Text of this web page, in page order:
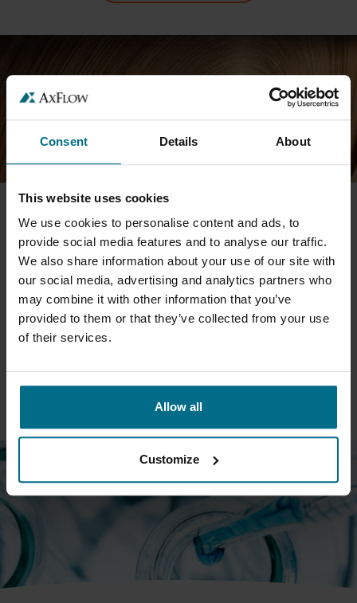
Consent Details About
This website uses cookies
We use cookies to personalise content and ads, to
provide social media features and to analyse our traffic.
We also share information about your use of our site with
our social media, advertising and analytics partners who
may combine it with other information that you’ve
provided to them or that they’ve collected from your use
of their services.
Allow all
Customize
PAPPERS- OCH MASSAINDUSTRI
AxFlow AB har under många decennier varit en viktig
leverantör av specialpumpar för svensk papper- och
PAPPER & MASSA